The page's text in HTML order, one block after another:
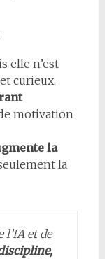
elle n’est
curieux.
motivation
la
la
l’IA et de